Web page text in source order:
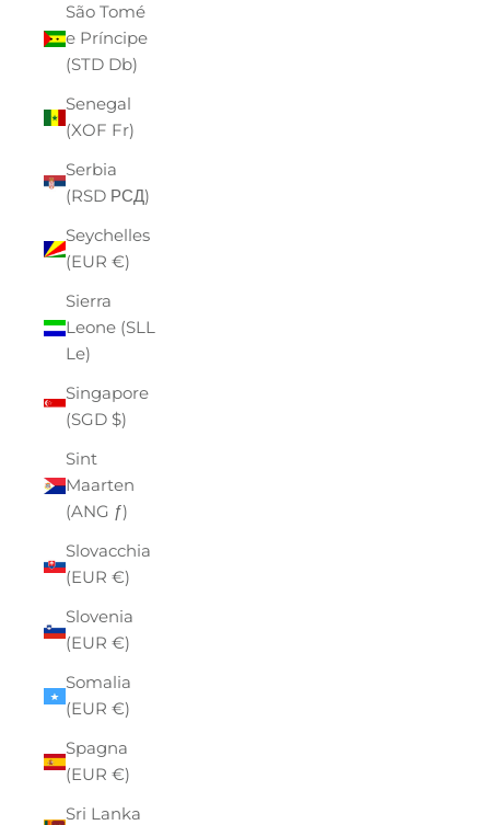
São Tomé
e Príncipe
(STD Db)
Senegal
(XOF Fr)
Serbia
(RSD РСД)
Seychelles
(EUR €)
Sierra
Leone (SLL
Le)
Singapore
(SGD $)
Sint
Maarten
(ANG ƒ)
Slovacchia
(EUR €)
Slovenia
(EUR €)
Somalia
(EUR €)
Spagna
(EUR €)
Sri Lanka